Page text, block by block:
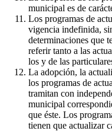
municipal es de
Los programas de
vigencia indefinida,
determinaciones que
referir tanto a las
los y de las
La adopción, la
los programas de
tramitan con
municipal
que éste. Los
tienen que actualizar